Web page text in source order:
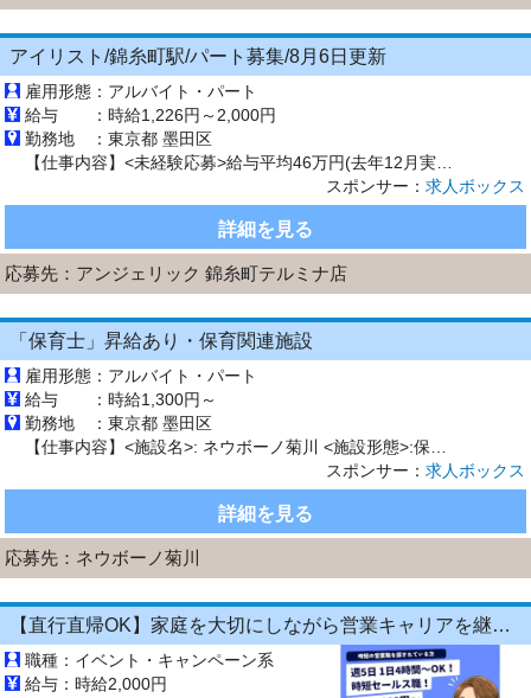
アイリスト/錦糸町駅/パート募集/8月6日更新
雇用形態： アルバイト・パート
給与 ： 時給1,226円～2,000円
勤務地 ： 東京都 墨田区
スポンサー： 求人ボックス
詳細を見る
応募先： アンジェリック 錦糸町テルミナ店
「保育士」昇給あり・保育関連施設
雇用形態： アルバイト・パート
給与 ： 時給1,300円～
勤務地 ： 東京都 墨田区
スポンサー： 求人ボックス
詳細を見る
応募先： ネウボーノ菊川
【直行直帰OK】家庭を大切にしながら営業キャリアを継続できる！1日4時間～OKの《飲食店向けラウンダー（営業）》
職種：イベント・キャンペーン系
給与：時給2,000円